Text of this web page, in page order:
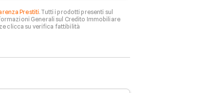
Prestiti. Tutti i prodotti presenti sul
Generali sul Credito Immobiliare
clicca su verifica fattibilità